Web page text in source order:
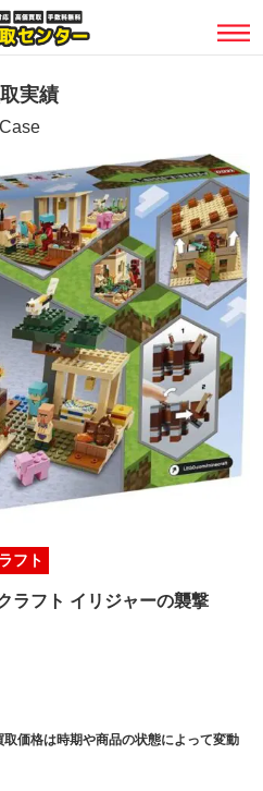
実績
Case
フト
ラフト イリジャーの襲撃
価格は時期や商品の状態によって変動